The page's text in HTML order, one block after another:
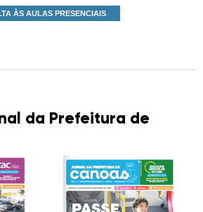
ÀS AULAS PRESENCIAIS
da Prefeitura de